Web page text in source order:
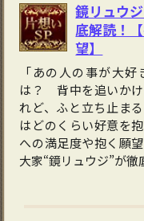
鏡リュウ
底解読！
望】
「あの人の事が大
は？ 背中を追いか
れど、ふと立ち止ま
はどのくらい好意を
への満足度や抱く願
大家“鏡リュウジ”が徹